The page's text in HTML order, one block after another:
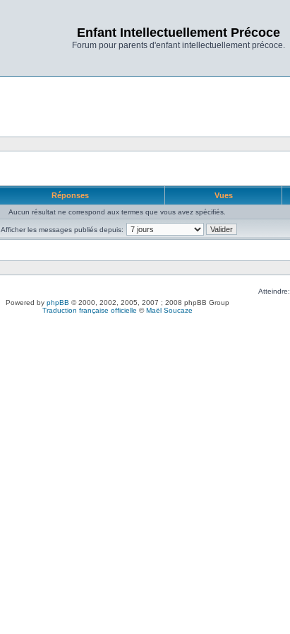
Enfant Intellectuellement Précoce
Forum pour parents d'enfant intellectuellement précoce.
Réponses Vues
Aucun résultat ne correspond aux termes que vous avez spécifiés.
Afficher les messages publiés depuis:
Atteindre:
Powered by phpBB © 2000, 2002, 2005, 2007 ; 2008 phpBB Group
Traduction française officielle ©Maël Soucaze